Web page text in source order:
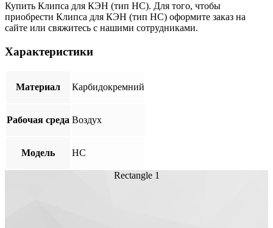
Купить Клипса для КЭН (тип HC). Для того, чтобы
приобрести Клипса для КЭН (тип HC) оформите заказ на
сайте или свяжитесь с нашими сотрудниками.
Характеристики
Материал Карбидокремний
Рабочая среда Воздух
Модель HC
Rectangle 1